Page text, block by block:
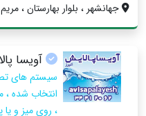
جهانشهر ، بلوار بهارستان ،
آویسا
سیستم های
انتخاب شده ،
، روی میز و یا